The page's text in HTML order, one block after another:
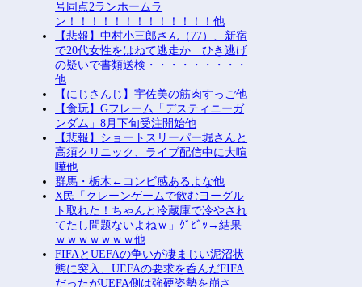
号同点2ランホームラ
ン！！！！！！！！！！！！！他
【悲報】中村小三郎さん（77）、新宿
で20代女性をはねて逃走か ひき逃げ
の疑いで書類送検・・・・・・・・・
他
【にじさんじ】宇佐美の筋肉すっご他
【食玩】Gフレーム「デスティニーガ
ンダム」8月下旬受注開始他
【悲報】ショートスリーパー堀さんと
高須クリニック、ライブ配信中に大喧
嘩他
群馬・栃木←コンビ感あるよな他
X民「クレーンゲームで飲むヨーグル
ト取れた！ちゃんと冷蔵庫で冷やされ
てたし問題ないよねｗ」ｸﾞﾋﾞｯ→結果
ｗｗｗｗｗｗｗ他
FIFAとUEFAの争いが凄まじい泥沼状
態に突入、UEFAの要求を呑んだFIFA
だったがUEFA側は強硬姿勢を崩さ